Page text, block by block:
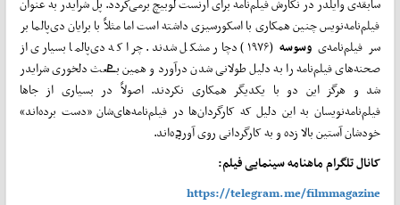
فیلم‌نامه‌نویس چنین همکاری با اسکورسیزی داشته است اما مثلاً با برایان دی‌پالما بر
سر فیلم‌نامه‌ی وسوسه
(۱۹۷۶) دچار مشکل شدند. چرا که دی‌پالما بسیاری از
صحنه‌های فیلم‌نامه را به دلیل طولانی شدن درآورد و همین بܧعث دلخوری شرایدر
شد و هرگز این دو با یکدیگر همکاری نکردند. اصولاً در بسیاری از جاها
فیلم‌نامه‌نویسان به این دلیل که کارگردان‌ها در فیلم‌نامه‌های‌شان «دست برده‌اند»
خودشان آستین بالا زده و به کارگردانی روی آورܯه‌اند.
کانال تلگرام ماهنامه سینمایی فیلم:
https://telegram.me/filmmagazine